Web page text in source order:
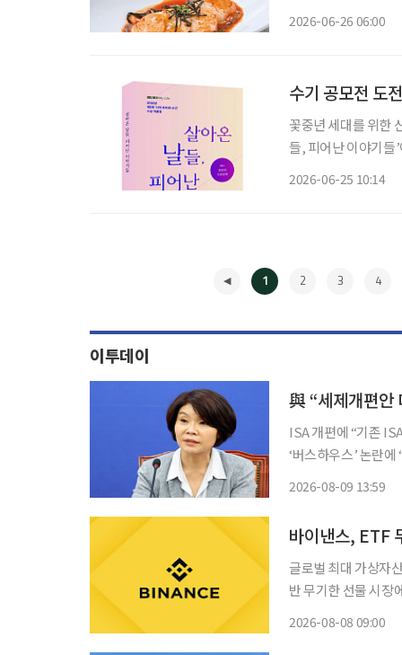
2026-06-26 06:00
수기 공모전 도
꽃중년 세대를 위한
들, 피어난 이야기들
2026-06-25 10:14
1 2 3 4
이투데이
與 “세제개편안
ISA 개편에 “기존
‘버스하우스’ 논란에
2026-08-09 13:59
글로벌 최대 가상자
반 무기한 선물 시장
2026-08-08 09:00